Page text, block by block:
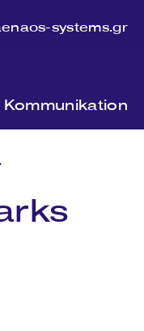
systems.gr
Kommunikation